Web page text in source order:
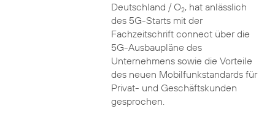
Deutschland / O2, hat anlässlich
des 5G-Starts mit der
Fachzeitschrift connect über die
5G-Ausbaupläne des
Unternehmens sowie die Vorteile
des neuen Mobilfunkstandards für
Privat- und Geschäftskunden
gesprochen.